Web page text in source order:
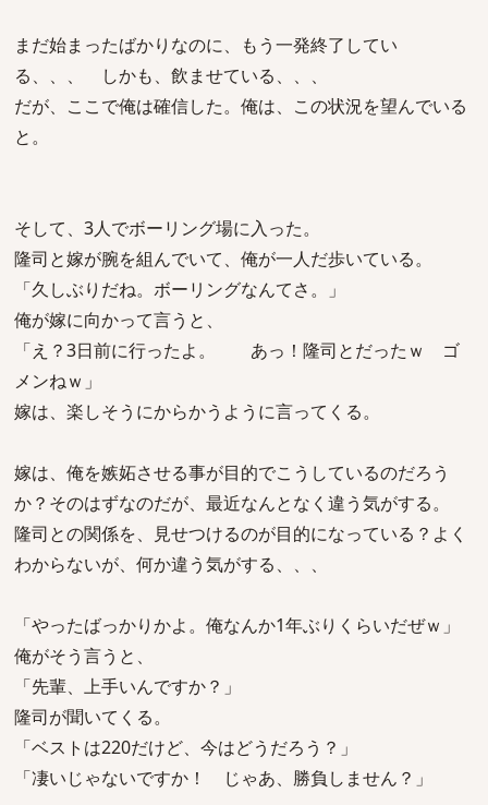
まだ始まったばかりなのに、もう一発終了してい
る、、、 しかも、飲ませている、、、
だが、ここで俺は確信した。俺は、この状況を望んでいる
と。
そして、3人でボーリング場に入った。
隆司と嫁が腕を組んでいて、俺が一人だ歩いている。
「久しぶりだね。ボーリングなんてさ。」
俺が嫁に向かって言うと、
「え？3日前に行ったよ。 あっ！隆司とだったｗ ゴ
メンねｗ」
嫁は、楽しそうにからかうように言ってくる。
嫁は、俺を嫉妬させる事が目的でこうしているのだろう
か？そのはずなのだが、最近なんとなく違う気がする。
隆司との関係を、見せつけるのが目的になっている？よく
わからないが、何か違う気がする、、、
「やったばっかりかよ。俺なんか1年ぶりくらいだぜｗ」
俺がそう言うと、
「先輩、上手いんですか？」
隆司が聞いてくる。
「ベストは220だけど、今はどうだろう？」
「凄いじゃないですか！ じゃあ、勝負しません？」